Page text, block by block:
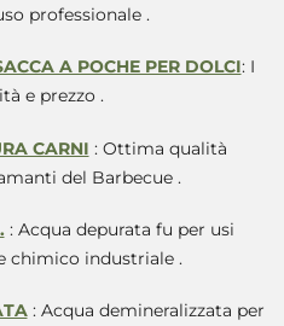
professionale .
A POCHE PER DOLCI: I
e prezzo .
CARNI : Ottima qualità
del Barbecue .
: Acqua depurata fu per usi
chimico industriale .
: Acqua demineralizzata per